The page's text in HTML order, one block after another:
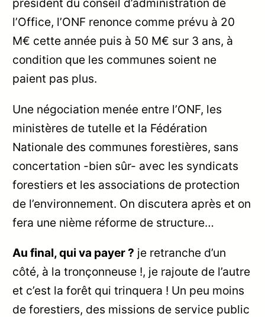
président du conseil d’administration de
l’Office, l’ONF renonce comme prévu à 20
M€ cette année puis à 50 M€ sur 3 ans, à
condition que les communes soient ne
paient pas plus.
Une négociation menée entre l’ONF, les
ministères de tutelle et la Fédération
Nationale des communes forestières, sans
concertation -bien sûr- avec les syndicats
forestiers et les associations de protection
de l’environnement. On discutera après et on
fera une nième réforme de structure…
Au final, qui va payer ? je retranche d’un
côté, à la tronçonneuse !, je rajoute de l’autre
et c’est la forêt qui trinquera ! Un peu moins
de forestiers, des missions de service public